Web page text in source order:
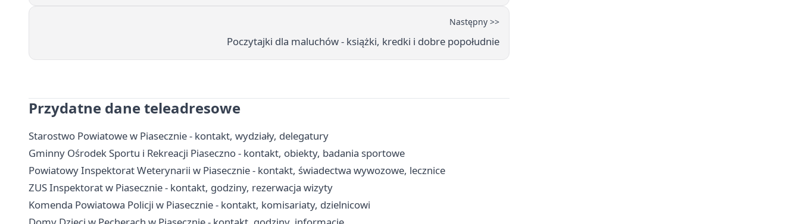
Następny >>
Poczytajki dla maluchów - książki, kredki i dobre popołudnie
Przydatne dane teleadresowe
Starostwo Powiatowe w Piasecznie - kontakt, wydziały, delegatury
Gminny Ośrodek Sportu i Rekreacji Piaseczno - kontakt, obiekty, badania sportowe
Powiatowy Inspektorat Weterynarii w Piasecznie - kontakt, świadectwa wywozowe, lecznice
ZUS Inspektorat w Piasecznie - kontakt, godziny, rezerwacja wizyty
Komenda Powiatowa Policji w Piasecznie - kontakt, komisariaty, dzielnicowi